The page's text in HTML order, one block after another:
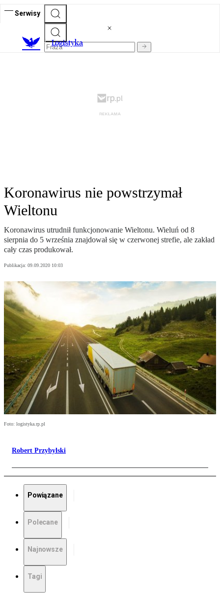
Serwisy
Logistyka
Koronawirus nie powstrzymał
Wieltonu
Koronawirus utrudnił funkcjonowanie Wieltonu. Wieluń od 8
sierpnia do 5 września znajdował się w czerwonej strefie, ale zakład
cały czas produkował.
Publikacja: 09.09.2020 10:03
Foto: logistyka.rp.pl
Robert Przybylski
Powiązane
Polecane
Najnowsze
Tagi